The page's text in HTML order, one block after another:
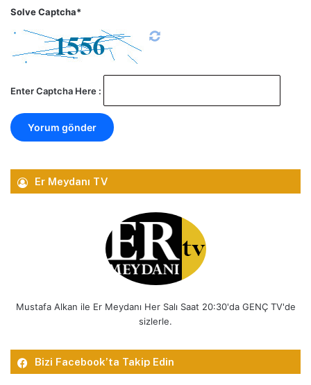
Solve Captcha*
Enter Captcha Here :
Er Meydanı TV
Mustafa Alkan ile Er Meydanı Her Salı Saat 20:30'da GENÇ TV'de
sizlerle.
Bizi Facebook’ta Takip Edin